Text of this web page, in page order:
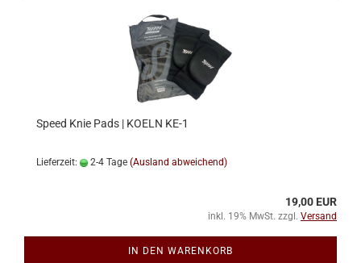
Speed Knie Pads | KOELN KE-1
Lieferzeit: 2-4 Tage (Ausland abweichend)
19,00 EUR
inkl. 19% MwSt. zzgl. Versand
IN DEN WARENKORB